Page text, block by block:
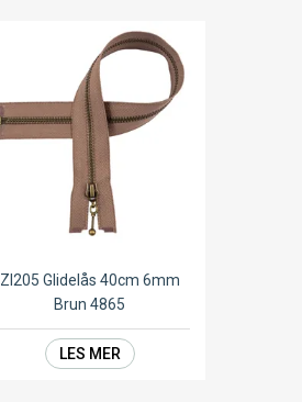
ZI205 Glidelås 40cm 6mm
Brun 4865
LES MER